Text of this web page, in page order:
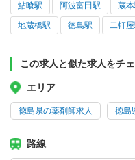
鮎喰駅 阿波富田駅 蔵
地蔵橋駅 徳島駅 二軒
この求人と似た求人をチ
エリア
徳島県の薬剤師求人 徳島
路線